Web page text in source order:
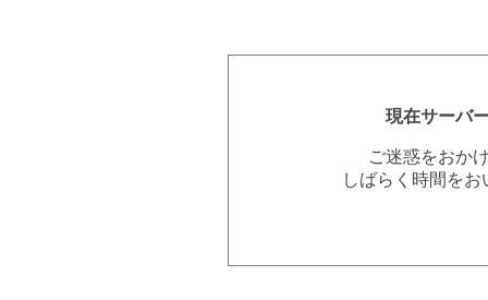
現在サーバ
ご迷惑をおか
しばらく時間を